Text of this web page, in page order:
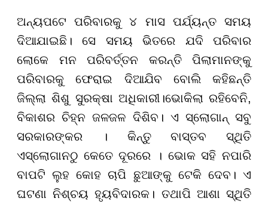
ଅନ୍ୟପଟେ ପରିବାରକୁ ୪ ମାସ ପର୍ଯ୍ୟନ୍ତ ସମୟ
ଦିଆଯାଇଛି। ସେ ସମୟ ଭିତରେ ଯଦି ପରିବାର
ଲୋକେ ମନ ପରିବର୍ତ୍ତନ କରନ୍ତି ପିଲାମାନଙ୍କୁ
ପରିବାରକୁ ଫେରାଇ ଦିଆଯିବ ବୋଲି କହିଛନ୍ତି
ଜିଲ୍ଲା ଶିଶୁ ସୁରକ୍ଷା ଅଧିକାରୀ।ଭୋକିଲା ରହିବେନି,
ବିକାଶର ଚିହ୍ନ ଜଳଜଳ ଦିଶିବ। ଏ ସ୍ଲୋଗାନ୍ ସବୁ
ସରକାରଙ୍କର । କିନ୍ତୁ ବାସ୍ତବ ସ୍ଥିତି
ଏସ୍ଲୋଗାନଠୁ କେତେ ଦୂରରେ । ଭୋକ ସହି ନପାରି
ବାପଟି ଲୁହ କୋହ ଚାପି ଛୁଆଙ୍କୁ ଟେକି ଦେବ। ଏ
ଘଟଣା ନିଶ୍ଚୟ ହୃୟବିଦାରକ। ତଥାପି ଆଶା ସ୍ଥିତି